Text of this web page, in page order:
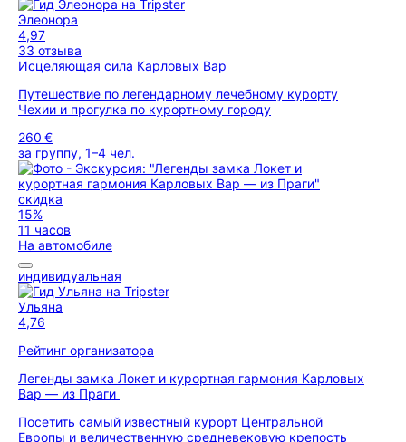
Элеонора
4,97
33 отзыва
Исцеляющая сила Карловых Вар
Путешествие по легендарному лечебному курорту
Чехии и прогулка по курортному городу
260 €
за группу, 1–4 чел.
скидка
15%
11 часов
На автомобиле
индивидуальная
Ульяна
4,76
Рейтинг организатора
Легенды замка Локет и курортная гармония Карловых
Вар — из Праги
Посетить самый известный курорт Центральной
Европы и величественную средневековую крепость